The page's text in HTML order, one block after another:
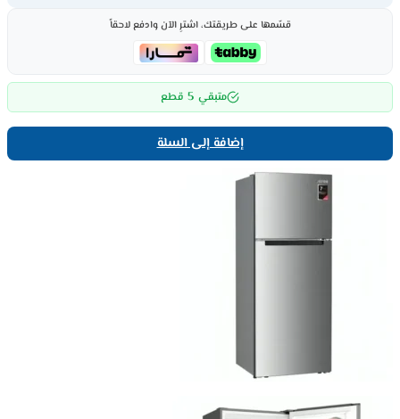
قسّمها على طريقتك، اشترِ الآن وادفع لاحقاً
متبقي 5 قطع
إضافة إلى السلة